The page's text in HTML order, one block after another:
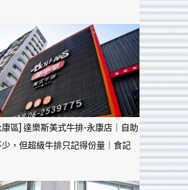
區] 達樂斯美式牛排-永康店｜自助
，但超級牛排只記得份量｜食記